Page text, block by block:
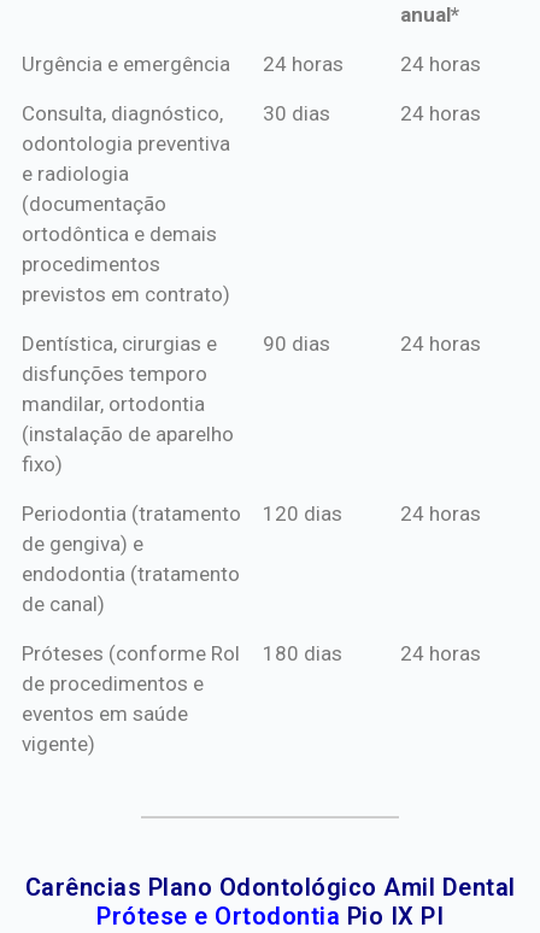
anual*
*Procedimentos Amil
*Pagamento
mensal*
*Pagamento
de crédito
Urgência e emergência 24 horas 24 horas
Consulta, diagnóstico,
odontologia preventiva
e radiologia
(documentação
ortodôntica e demais
procedimentos
previstos em contrato)
30 dias 24 horas
Dentística, cirurgias e
disfunções temporo
mandilar, ortodontia
(instalação de aparelho
fixo)
90 dias 24 horas
Periodontia (tratamento
de gengiva) e
endodontia (tratamento
de canal)
120 dias 24 horas
Próteses (conforme Rol
de procedimentos e
eventos em saúde
vigente)
180 dias 24 horas
Carências Plano Odontológico Amil Dental
Prótese e Ortodontia Pio IX PI